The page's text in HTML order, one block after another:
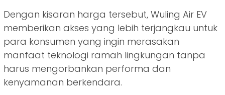
Dengan kisaran harga tersebut, Wuling Air EV
memberikan akses yang lebih terjangkau untuk
para konsumen yang ingin merasakan
manfaat teknologi ramah lingkungan tanpa
harus mengorbankan performa dan
kenyamanan berkendara.